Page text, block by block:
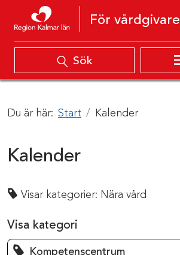
Hoppa till innehåll
För vårdgivare
Sök
Du är här: Start Kalender
Kalender
Visar kategorier: Nära vård
Visa kategori
Kompetenscentrum